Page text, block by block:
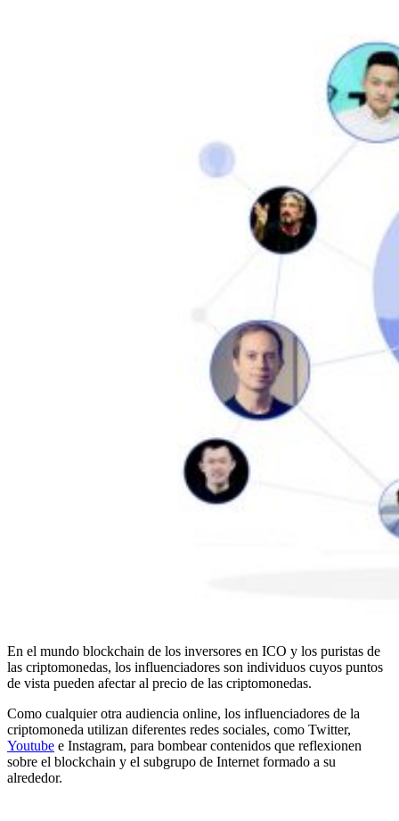
En el mundo blockchain de los inversores en ICO y los puristas de
las criptomonedas, los influenciadores son individuos cuyos puntos
de vista pueden afectar al precio de las criptomonedas.
Como cualquier otra audiencia online, los influenciadores de la
criptomoneda utilizan diferentes redes sociales, como Twitter,
Youtube e Instagram, para bombear contenidos que reflexionen
sobre el blockchain y el subgrupo de Internet formado a su
alrededor.